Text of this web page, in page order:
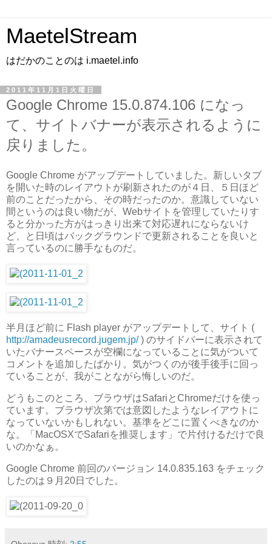
MaetelStream
はだかのことのは i.maetel.info
2011年11月1日火曜日
Google Chrome 15.0.874.106 になっ
て、サイトバナーが表示されるように
戻りました。
Google Chrome がアップデートしていました。新しいタブ
を開いた時のレイアウトが刷新されたのが４日、５日ほど
前のことだったから、その時だったのか。意識していない
間というのは良い物だが、Webサイトを管理していたりす
ると分かった方がはっきり出来て対応遅れにならないけ
ど、と日頃はバックグラウンドで更新されることを良いと
言っているのに勝手なものだ。
半月ほど前に Flash player がアップデートして、サイト (
http://amadeusrecord.jugem.jp/) のサイドバーに表示されて
いたバナースペースが空欄になっていることに気がついて
コメントを追加したばかり。気がつくのが後手後手に回っ
ていることが、我がことながら悔しいのだ。
どうもこのところ、ブラウザはSafariとChromeだけを使っ
ています。ブラウザ次第では意図したようなレイアウトに
なっていないかもしれない。基準をどこに置くべきなのか
な。「MacOSXでSafariを推奨します」で片付けるだけで良
いのかなぁ。
Google Chrome 前回のバージョン 14.0.835.163 をチェック
したのは９月20日でした。